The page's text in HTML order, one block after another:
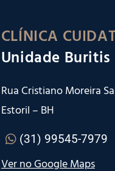
CLÍNICA
Unidade Buritis
Rua Cristiano Moreira
Estoril – BH
(31) 99545-7979
Ver no Google Maps